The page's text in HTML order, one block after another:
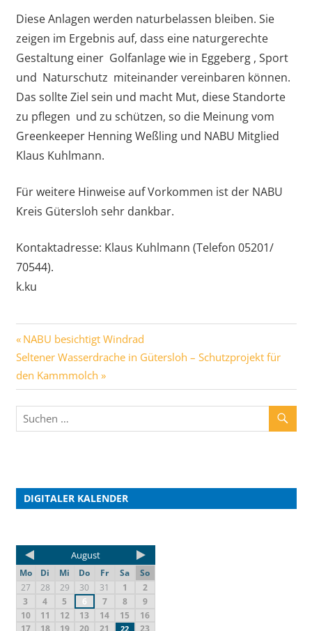
Diese Anlagen werden naturbelassen bleiben. Sie
zeigen im Ergebnis auf, dass eine naturgerechte
Gestaltung einer Golfanlage wie in Eggeberg , Sport
und Naturschutz miteinander vereinbaren können.
Das sollte Ziel sein und macht Mut, diese Standorte
zu pflegen und zu schützen, so die Meinung vom
Greenkeeper Henning Weßling und NABU Mitglied
Klaus Kuhlmann.
Für weitere Hinweise auf Vorkommen ist der NABU
Kreis Gütersloh sehr dankbar.
Kontaktadresse: Klaus Kuhlmann (Telefon 05201/
70544).
k.ku
NABU besichtigt Windrad
Seltener Wasserdrache in Gütersloh – Schutzprojekt für
den Kammmolch
DIGITALER KALENDER
August
Mo Di Mi Do Fr Sa
So
27
28 29 30 31 1
2
3
4 5 6 7 8
9
10
11 12 13 14 15
16
22